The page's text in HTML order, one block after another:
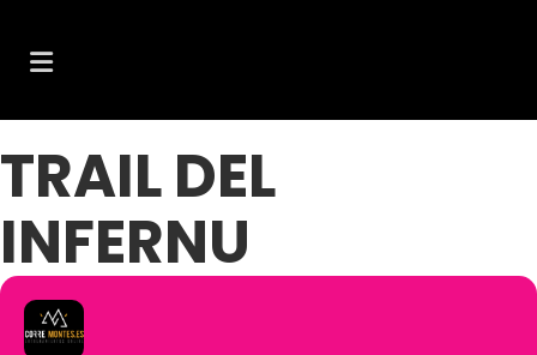
TRAIL DEL
INFERNU